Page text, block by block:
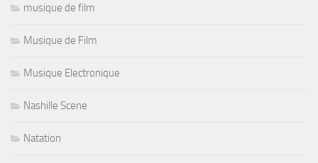
musique de film
Musique de Film
Musique Electronique
Nashille Scene
Natation